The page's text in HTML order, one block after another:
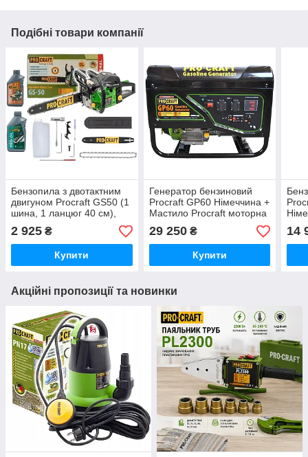
Подібні товари компанії
Бензопила з двотактним
двигуном Procraft GS50 (1
шина, 1 ланцюг 40 см),
Бензинова ланцюгова
пила масло в подарунок
Німеччина
2 925 ₴
Купити
Генератор бензиновий
Procraft GP60 Німеччина +
Мастило Procraft моторна
4-тактна 1 л
29 250₴
Купити
у
14
Акційні пропозиції та новинки